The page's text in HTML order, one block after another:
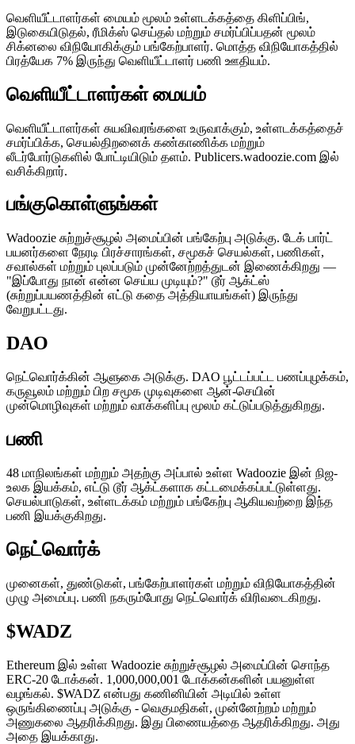
வெளியீட்டாளர்கள் மையம் மூலம் உள்ளடக்கத்தை கிளிப்பிங்,
இடுகையிடுதல், ரீமிக்ஸ் செய்தல் மற்றும் சமர்ப்பிப்பதன் மூலம்
சிக்னலை விநியோகிக்கும் பங்கேற்பாளர். மொத்த விநியோகத்தில்
பிரத்யேக 7% இருந்து வெளியீட்டாளர் பணி ஊதியம்.
வெளியீட்டாளர்கள் மையம்
வெளியீட்டாளர்கள் சுயவிவரங்களை உருவாக்கும், உள்ளடக்கத்தைச்
சமர்ப்பிக்க, செயல்திறனைக் கண்காணிக்க மற்றும்
லீடர்போர்டுகளில் போட்டியிடும் தளம். Publicers.wadoozie.com இல்
வசிக்கிறார்.
பங்குகொள்ளுங்கள்
Wadoozie சுற்றுச்சூழல் அமைப்பின் பங்கேற்பு அடுக்கு. டேக் பார்ட்
பயனர்களை நேரடி பிரச்சாரங்கள், சமூகச் செயல்கள், பணிகள்,
சவால்கள் மற்றும் புலப்படும் முன்னேற்றத்துடன் இணைக்கிறது —
"இப்போது நான் என்ன செய்ய முடியும்?" டூர் ஆக்ட்ஸ்
(சுற்றுப்பயணத்தின் எட்டு கதை அத்தியாயங்கள்) இருந்து
வேறுபட்டது.
DAO
நெட்வொர்க்கின் ஆளுகை அடுக்கு. DAO பூட்டப்பட்ட பணப்புழக்கம்,
கருவூலம் மற்றும் பிற சமூக முடிவுகளை ஆன்-செயின்
முன்மொழிவுகள் மற்றும் வாக்களிப்பு மூலம் கட்டுப்படுத்துகிறது.
பணி
48 மாநிலங்கள் மற்றும் அதற்கு அப்பால் உள்ள Wadoozie இன் நிஜ-
உலக இயக்கம், எட்டு டூர் ஆக்ட்களாக கட்டமைக்கப்பட்டுள்ளது.
செயல்பாடுகள், உள்ளடக்கம் மற்றும் பங்கேற்பு ஆகியவற்றை இந்த
பணி இயக்குகிறது.
நெட்வொர்க்
முனைகள், துண்டுகள், பங்கேற்பாளர்கள் மற்றும் விநியோகத்தின்
முழு அமைப்பு. பணி நகரும்போது நெட்வொர்க் விரிவடைகிறது.
$WADZ
Ethereum இல் உள்ள Wadoozie சுற்றுச்சூழல் அமைப்பின் சொந்த
ERC-20 டோக்கன். 1,000,000,001 டோக்கன்களின் பயனுள்ள
வழங்கல். $WADZ என்பது கணினியின் அடியில் உள்ள
ஒருங்கிணைப்பு அடுக்கு - வெகுமதிகள், முன்னேற்றம் மற்றும்
அணுகலை ஆதரிக்கிறது. இது பிணையத்தை ஆதரிக்கிறது. அது
அதை இயக்காது.